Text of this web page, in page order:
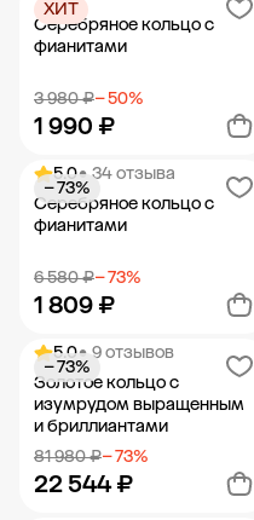
Добавить в корзину
Серебряное кольцо с
фианитами
3 980 ₽− 50%
1 990 ₽
ХИТ
Добавить в корзину
5.0• 34 отзыва
Серебряное кольцо с
фианитами
6 580 ₽− 73%
1 809 ₽
− 73%
Добавить в корзину
5.0• 9 отзывов
Золотое кольцо с
изумрудом выращенным
и бриллиантами
81 980 ₽− 73%
22 544 ₽
− 73%